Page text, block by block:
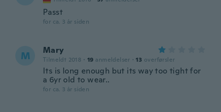
Passt
for ca. 3 år siden
M Mary
Tilmeldt 2018 · 19 anmeldelser · 13 overførsler
Its is long enough but its way too tight for
a 6yr old to wear..
for ca. 3 år siden